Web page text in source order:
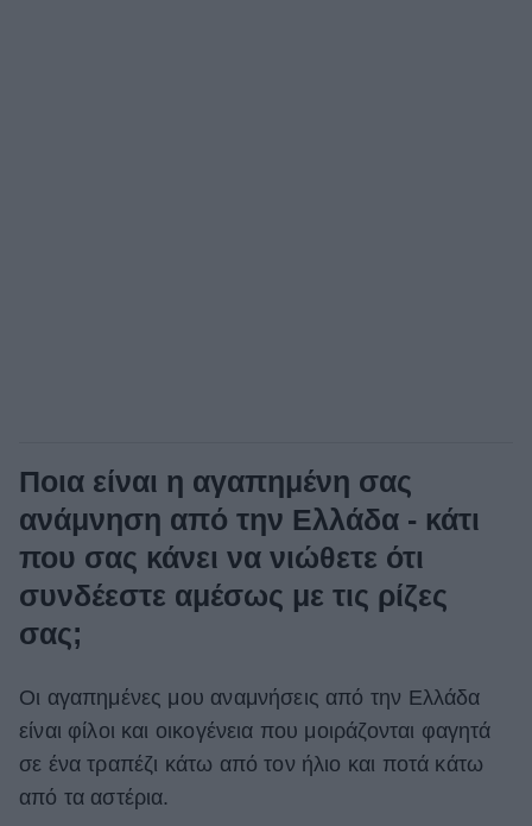
Ποια είναι η αγαπημένη σας
ανάμνηση από την Ελλάδα - κάτι
που σας κάνει να νιώθετε ότι
συνδέεστε αμέσως με τις ρίζες
σας;
Οι αγαπημένες μου αναμνήσεις από την Ελλάδα
είναι φίλοι και οικογένεια που μοιράζονται φαγητά
σε ένα τραπέζι κάτω από τον ήλιο και ποτά κάτω
από τα αστέρια.